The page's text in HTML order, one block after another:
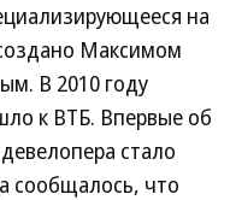
на
Максимом
В 2010 году
к ВТБ. Впервые об
стало
сообщалось, что